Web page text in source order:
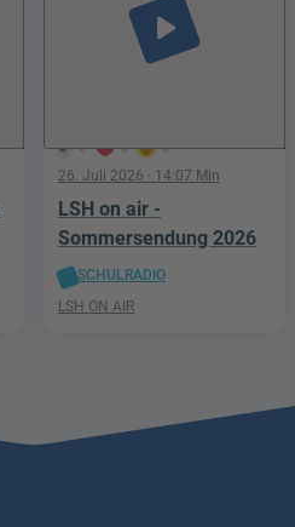
2 3 0
play_arrow
26. Juli 2026 · 14:07 Min
LSH on air -
Sommersendung 2026
SCHULRADIO
LSH ON AIR